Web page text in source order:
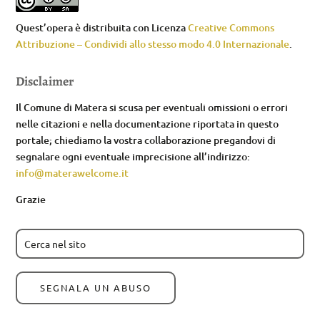
Quest’opera è distribuita con LicenzaCreative Commons
Attribuzione – Condividi allo stesso modo 4.0 Internazionale.
Disclaimer
Il Comune di Matera si scusa per eventuali omissioni o errori
nelle citazioni e nella documentazione riportata in questo
portale; chiediamo la vostra collaborazione pregandovi di
segnalare ogni eventuale imprecisione all’indirizzo:
info@materawelcome.it
Grazie
SEGNALA UN ABUSO